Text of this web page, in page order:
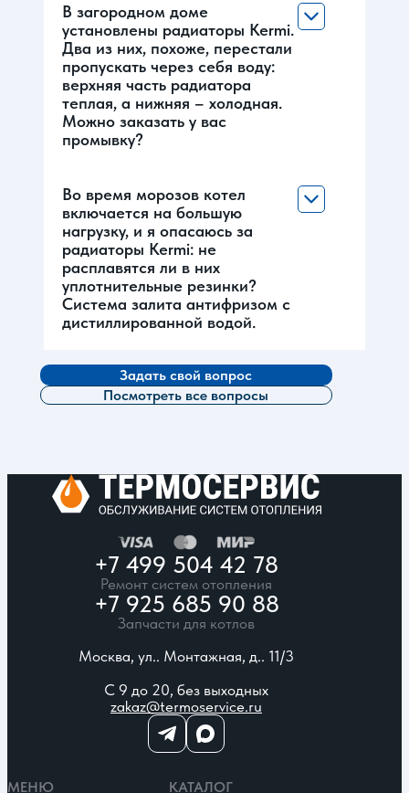
В загородном доме
установлены радиаторы Kermi.
Два из них, похоже, перестали
пропускать через себя воду:
верхняя часть радиатора
теплая, а нижняя – холодная.
Можно заказать у вас
промывку?
Во время морозов котел
включается на большую
нагрузку, и я опасаюсь за
радиаторы Kermi: не
расплавятся ли в них
уплотнительные резинки?
Система залита антифризом с
дистиллированной водой.
Задать свой вопрос
Посмотреть все вопросы
+7 499 504 42 78
Ремонт систем отопления
+7 925 685 90 88
Запчасти для котлов
Москва, ул.. Монтажная, д.. 11/3
С 9 до 20, без выходных
zakaz@termoservice.ru
МЕНЮ КАТАЛОГ